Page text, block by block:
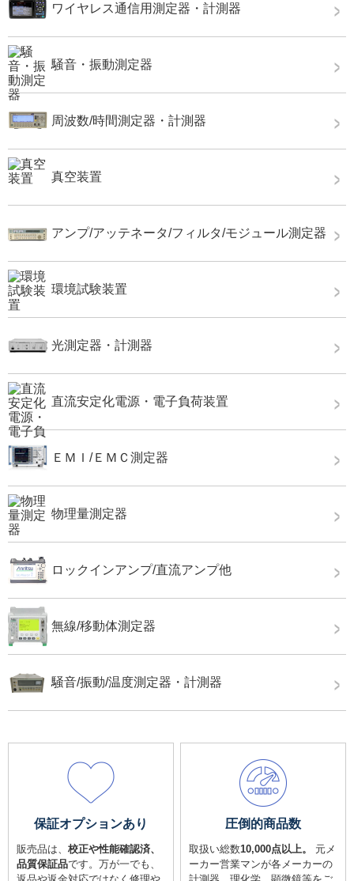
ワイヤレス通信用測定器・計測器
騒音・振動測定器
周波数/時間測定器・計測器
真空装置
アンプ/アッテネータ/フィルタ/モジュール測定器
環境試験装置
光測定器・計測器
直流安定化電源・電子負荷装置
ＥＭＩ/ＥＭＣ測定器
物理量測定器
ロックインアンプ/直流アンプ他
無線/移動体測定器
騒音/振動/温度測定器・計測器
保証オプションあり
販売品は、 校正や性能確認済、
品質保証品です。万が一でも、
圧倒的商品数
取扱い総数10,000点以上。
元メ
ーカー営業マンが各メーカーの